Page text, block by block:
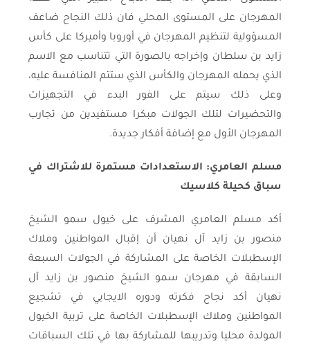
المهرجان على المستوى المحلي فان ذلك النجاح ضاعف
المسؤولية لتنظيم المهرجان في أوروبا وأميركا على كأس
زايد بن سلطان وإخراجه بالصورة التي تتناسب مع الاسم
الذي يحمله المهرجان والكأس الذي ستتم المنافسة عليه،
وعلى ذلك سيتم على الفور البدء في التجهيزات
والتحضيرات لتلك الجولات مبكرا مستفيدين من تجارب
المهرجان الأول مع إضافة أفكار جديدة.
مسلم العامري: الاستعدادات مستمرة للاشتراك في
سباق كحيلة كلاسيك
أكد مسلم العامري المشرف على خيول سمو الشيخ
منصور بن زايد آل نهيان أن إقبال المواطنين وملاك
الإسطبلات الخاصة على المشاركة في الجولات السبعة
السابقة في مهرجان سمو الشيخ منصور بن زايد آل
نهيان أكد نجاح فكرته ودوره الايجابي في تشجيع
المواطنين وملاك الإسطبلات الخاصة على تربية الخيول
المولدة محليا وتدريبها للمشاركة بها في تلك السباقات